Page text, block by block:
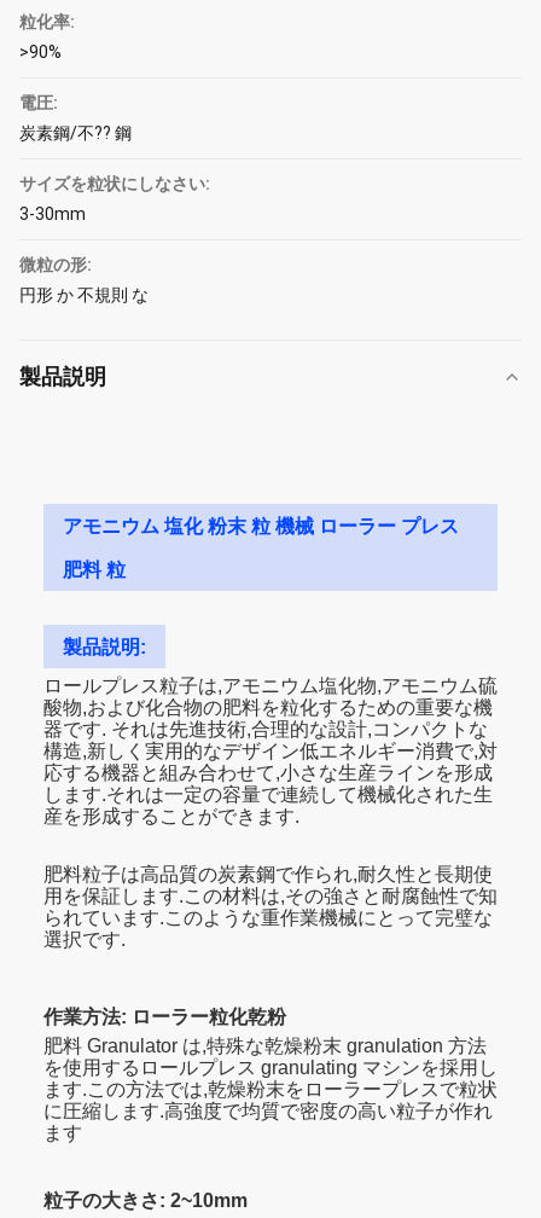
粒化率:
>90%
電圧:
炭素鋼/不?? 鋼
サイズを粒状にしなさい:
3-30mm
微粒の形:
円形 か 不規則 な
製品説明
アモニウム 塩化 粉末 粒 機械 ローラー プレス
肥料 粒
製品説明:
ロールプレス粒子は,アモニウム塩化物,アモニウム硫
酸物,および化合物の肥料を粒化するための重要な機
器です. それは先進技術,合理的な設計,コンパクトな
構造,新しく実用的なデザイン低エネルギー消費で,対
応する機器と組み合わせて,小さな生産ラインを形成
します.それは一定の容量で連続して機械化された生
産を形成することができます.
肥料粒子は高品質の炭素鋼で作られ,耐久性と長期使
用を保証します.この材料は,その強さと耐腐蝕性で知
られています.このような重作業機械にとって完璧な
選択です.
作業方法: ローラー粒化乾粉
肥料 Granulator は,特殊な乾燥粉末 granulation 方法
を使用するロールプレス granulating マシンを採用し
ます.この方法では,乾燥粉末をローラープレスで粒状
に圧縮します.高強度で均質で密度の高い粒子が作れ
ます
粒子の大きさ: 2~10mm